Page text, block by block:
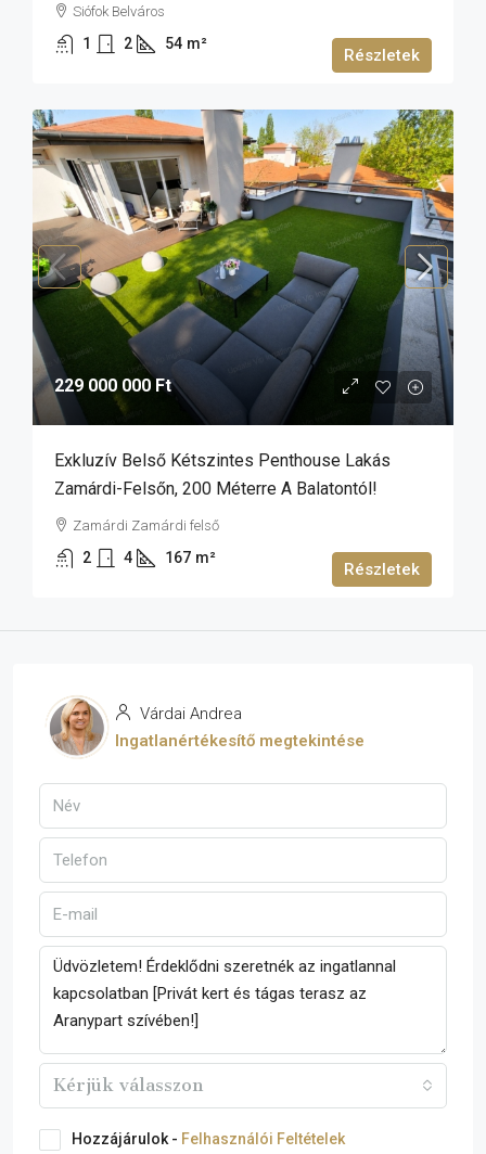
Siófok Belváros
1 2 54 m²
Részletek
229 000 000 Ft
Exkluzív Belső Kétszintes Penthouse Lakás
Zamárdi-Felsőn, 200 Méterre A Balatontól!
Zamárdi Zamárdi felső
2 4 167 m²
Részletek
Várdai Andrea
Ingatlanértékesítő megtekintése
Kérjük válasszon
Hozzájárulok - Felhasználói Feltételek